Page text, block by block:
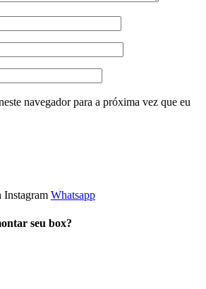
navegador para a próxima vez que eu
Instagram Whatsapp
seu box?